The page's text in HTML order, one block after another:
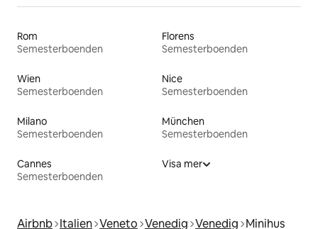
Rom
Semesterboenden
Florens
Semesterboenden
Wien
Semesterboenden
Nice
Semesterboenden
Milano
Semesterboenden
München
Semesterboenden
Cannes
Semesterboenden
Visa mer
Airbnb Italien Veneto Venedig Venedig Minihus